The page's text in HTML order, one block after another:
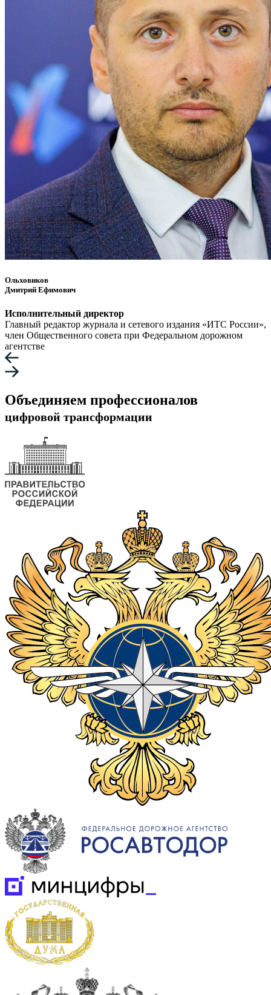
Ольховиков
Дмитрий Ефимович
Исполнительный директор
Главный редактор журнала и сетевого издания «ИТС России»,
член Общественного совета при Федеральном дорожном
агентстве
Объединяем профессионалов
цифровой трансформации